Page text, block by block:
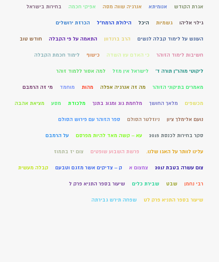
אגרת הקודש אנומיתא אנרגיה שווה מסה אפיקי חכמה בחירות בישראל
גילוי אליהו גשמיות היכל הילולת הרמח"ל הכרזת ירושלים
העונש על לימוד קבלה לנשים הרב ברנדוון התאמה על פי הקבלה חודש טוב
חשיבות לימוד הזוהר כי האדם עץ השדה כישוף לימוד חכמת הקבלה
ליקוטי מוהר"ן תורה ד' לישראל אין מזל למה אסור ללמוד זוהר
מאמרים בתיקוני הזוהר מה זה אנרגיה אפלה מהות מוחמד מי זה הרמבם
מכשפים מלאך החושך מלחמת גוג ומגוג בתנך מלכודת מסע מציאת אהבה
נועם אלימלך ציון ניוזלטר הסולם ספר הזוהר עם פירוש הסולם
סקר בחירות לכנסת 2015 עא – קשה מאד להיות מפרסם על הרמבם
עלינו לוותר על האגו שלנו. פרשת השבוע שופטים צום יז בתמוז
צום עשרה בטבת 2017 צמצום א ק – צדיקים אשר מזגם וטבעם קבלה מעשית
רבי נחמן שבט שבירת כלים שיעור בספר התניא פרק ל
שיעור בספר התניא פרק לט שפחה תירש גבירתה